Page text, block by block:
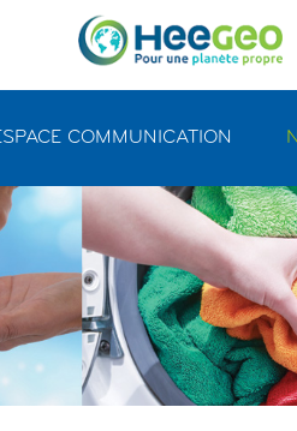
COMMUNICATION